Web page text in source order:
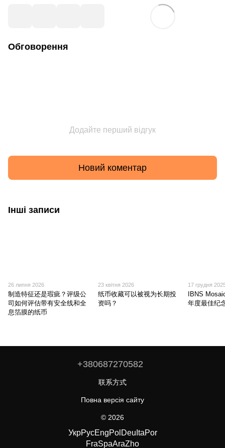
Обговорення
Додайте перший відгук
Новий коментар
Інші записи
26 липня 2026
制造特征还是瑕疵？评级公
司如何评估带有安全线和全
息箔膜的纸币
23 квітня 2026
纸币收藏可以被视为长期投
资吗？
17 грудня
IBNS
年度最佳纪
+380687270582
联系方式
Повна версія сайту
© 2026
УкрРусEngPol Deu ItaPor
FraSpaAraZho